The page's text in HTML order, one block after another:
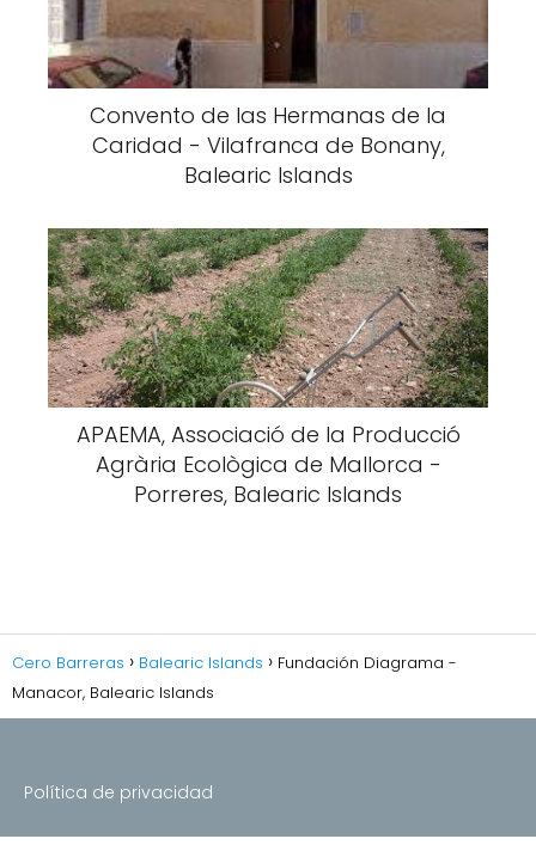
Convento de las Hermanas de la
Caridad - Vilafranca de Bonany,
Balearic Islands
APAEMA, Associació de la Producció
Agrària Ecològica de Mallorca -
Porreres, Balearic Islands
Cero Barreras Balearic Islands
Fundación Diagrama -
Manacor, Balearic Islands
Política de privacidad